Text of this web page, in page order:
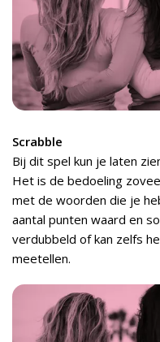
Scrabble
Bij dit spel kun je laten
Het is de bedoeling
met de woorden die je
aantal punten waard en
verdubbeld of kan zelfs
meetellen.